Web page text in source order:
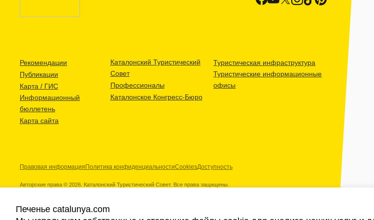
Рекомендации
Публикации
Карта / ГИС
Информационный
бюллетень
Карта сайта
Каталонский Туристический
Совет
Профессионалы
Каталонское Конгресс-Бюро
Туристическая инфраструктура
Туристические информационные
офисы
Правовая информация Политика конфиденциальностиCookiesДоступность
Авторские права © 2026. Каталонский Туристический Совет. Все права защищены.
Печенье catalunya.com